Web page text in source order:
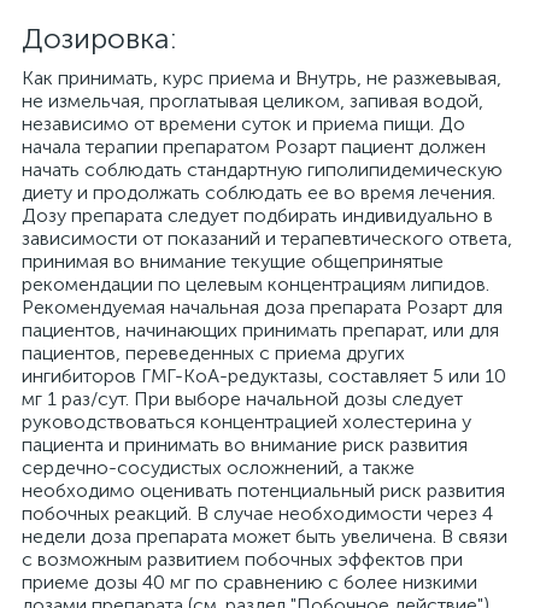
Дозировка:
Как принимать, курс приема и Внутрь, не разжевывая,
не измельчая, проглатывая целиком, запивая водой,
независимо от времени суток и приема пищи. До
начала терапии препаратом Розарт пациент должен
начать соблюдать стандартную гиполипидемическую
диету и продолжать соблюдать ее во время лечения.
Дозу препарата следует подбирать индивидуально в
зависимости от показаний и терапевтического ответа,
принимая во внимание текущие общепринятые
рекомендации по целевым концентрациям липидов.
Рекомендуемая начальная доза препарата Розарт для
пациентов, начинающих принимать препарат, или для
пациентов, переведенных с приема других
ингибиторов ГМГ-КоА-редуктазы, составляет 5 или 10
мг 1 раз/сут. При выборе начальной дозы следует
руководствоваться концентрацией холестерина у
пациента и принимать во внимание риск развития
сердечно-сосудистых осложнений, а также
необходимо оценивать потенциальный риск развития
побочных реакций. В случае необходимости через 4
недели доза препарата может быть увеличена. В связи
с возможным развитием побочных эффектов при
приеме дозы 40 мг по сравнению с более низкими